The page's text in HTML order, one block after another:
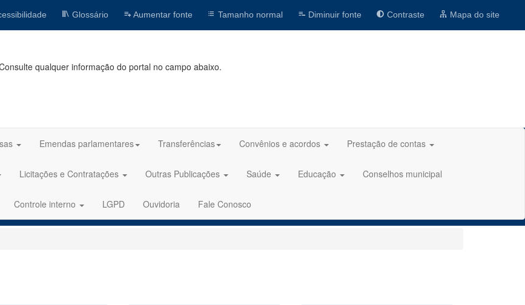
Glossário Aumentar fonte Tamanho normal Diminuir fonte Contraste Mapa do site
qualquer informação do portal no campo abaixo.
Emendas parlamentares Transferências Convênios e acordos Prestação de contas
Licitações e Contratações Outras Publicações Saúde Educação Conselhos municipal
Controle interno LGPD Ouvidoria Fale Conosco